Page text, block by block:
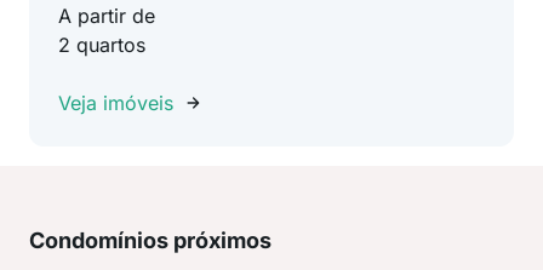
A partir de
2 quartos
Veja imóveis
Condomínios próximos